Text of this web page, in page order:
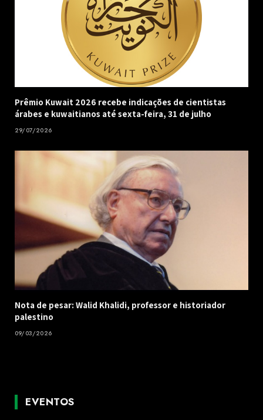
Prêmio Kuwait 2026 recebe indicações de cientistas
árabes e kuwaitianos até sexta-feira, 31 de julho
29/07/2026
Nota de pesar: Walid Khalidi, professor e historiador
palestino
09/03/2026
EVENTOS